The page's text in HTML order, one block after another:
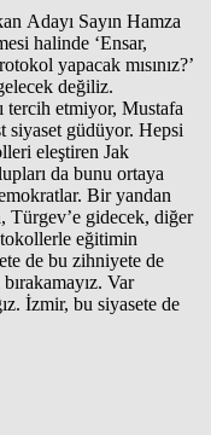
Adayı Sayın Hamza
halinde ‘Ensar,
yapacak mısınız?’
değiliz.
tercih etmiyor, Mustafa
siyaset güdüyor. Hepsi
eleştiren Jak
da bunu ortaya
Bir yandan
Türgev’e gidecek, diğer
eğitimin
de bu zihniyete de
Var
İzmir, bu siyasete de